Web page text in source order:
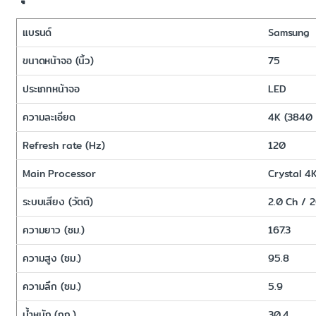
แบรนด์
Samsung
ขนาดหน้าจอ (นิ้ว)
75
ประเภทหน้าจอ
LED
ความละเอียด
4K (3840
Refresh rate (Hz)
120
Main Processor
Crystal
ระบบเสียง (วัตต์)
2.0 Ch /
ความยาว (ซม.)
167.3
ความสูง (ซม.)
95.8
ความลึก (ซม.)
5.9